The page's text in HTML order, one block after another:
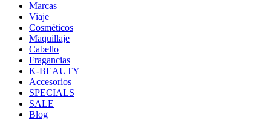
Marcas
Viaje
Cosméticos
Maquillaje
Cabello
Fragancias
K-BEAUTY
Accesorios
SPECIALS
SALE
Blog